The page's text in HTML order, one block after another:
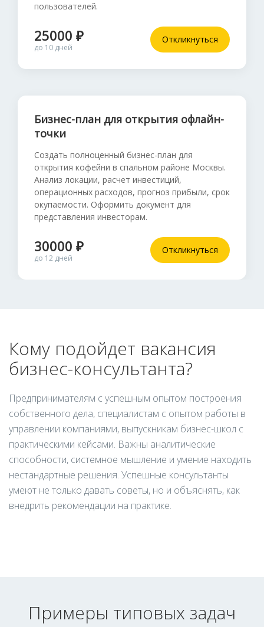
пользователей.
25000 ₽
до 10 дней
Откликнуться
Бизнес-план для открытия офлайн-
точки
Создать полноценный бизнес-план для
открытия кофейни в спальном районе Москвы.
Анализ локации, расчет инвестиций,
операционных расходов, прогноз прибыли, срок
окупаемости. Оформить документ для
представления инвесторам.
30000 ₽
до 12 дней
Откликнуться
Кому подойдет вакансия
бизнес-консультанта?
Предпринимателям с успешным опытом построения
собственного дела, специалистам с опытом работы в
управлении компаниями, выпускникам бизнес-школ с
практическими кейсами. Важны аналитические
способности, системное мышление и умение находить
нестандартные решения. Успешные консультанты
умеют не только давать советы, но и объяснять, как
внедрить рекомендации на практике.
Примеры типовых задач